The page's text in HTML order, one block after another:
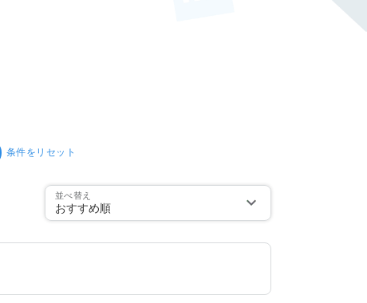
条件をリセット
並べ替え
おすすめ順